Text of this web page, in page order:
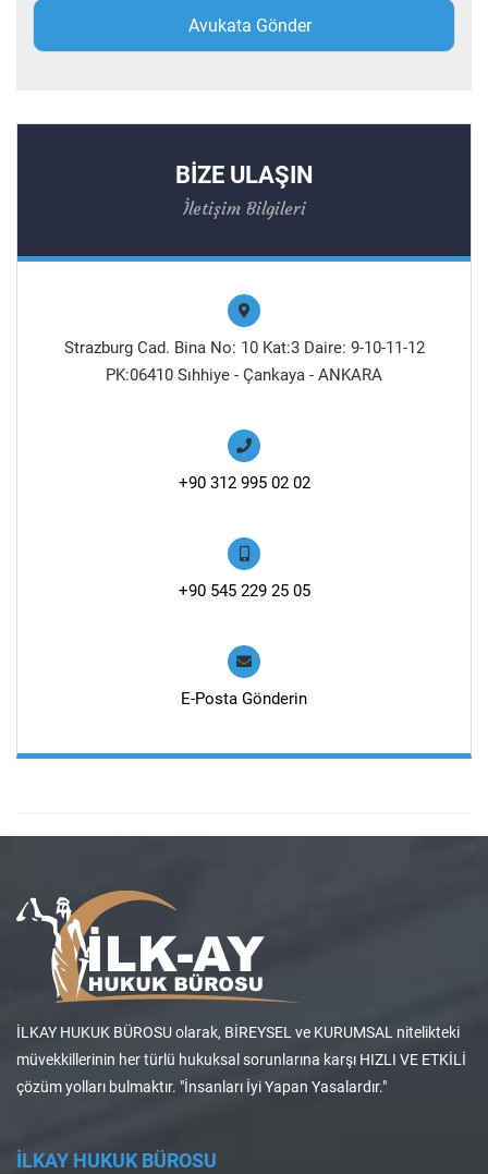
BİZE ULAŞIN
İletişim Bilgileri
Strazburg Cad. Bina No: 10 Kat:3 Daire: 9-10-11-12
PK:06410 Sıhhiye - Çankaya - ANKARA
+90 312 995 02 02
+90 545 229 25 05
E-Posta Gönderin
İLKAY HUKUK BÜROSU olarak, BİREYSEL ve KURUMSAL nitelikteki
müvekkillerinin her türlü hukuksal sorunlarına karşı HIZLI VE ETKİLİ
çözüm yolları bulmaktır. "İnsanları İyi Yapan Yasalardır."
İLKAY HUKUK BÜROSU